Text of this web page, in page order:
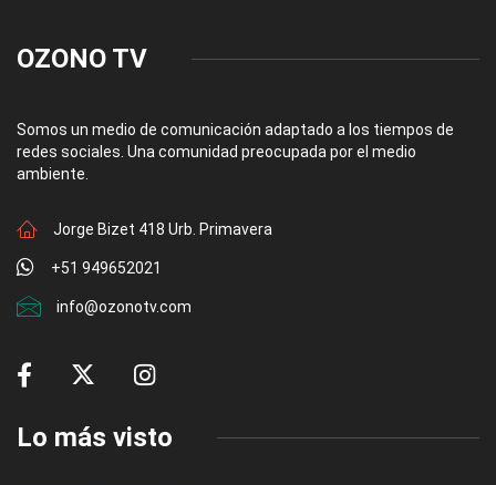
OZONO TV
Somos un medio de comunicación adaptado a los tiempos de
redes sociales. Una comunidad preocupada por el medio
ambiente.
Jorge Bizet 418 Urb. Primavera
+51 949652021
info@ozonotv.com
Lo más visto